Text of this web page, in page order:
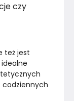
czy
też jest
codziennych